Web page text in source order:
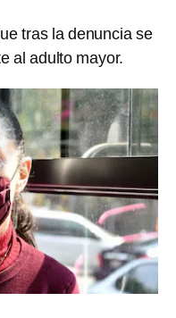
tras la denuncia se
al adulto mayor.